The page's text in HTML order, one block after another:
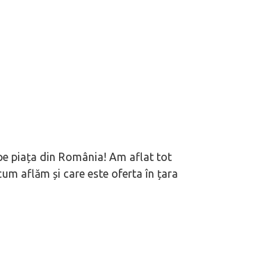
piața din România! Am aflat tot
aflăm și care este oferta în țara